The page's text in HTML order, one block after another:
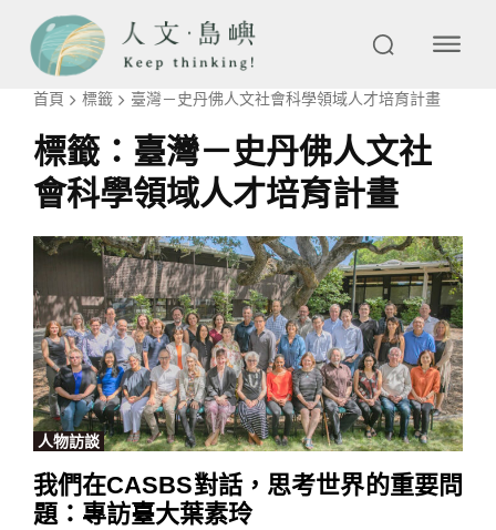
首頁 標籤 臺灣－史丹佛人文社會科學領域人才培育計畫
標籤： 臺灣－史丹佛人文社
會科學領域人才培育計畫
人物訪談
我們在CASBS對話，思考世界的重要問
題：專訪臺大葉素玲